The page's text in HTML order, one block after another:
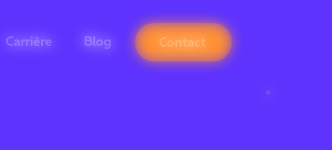
Carrière Blog Contact